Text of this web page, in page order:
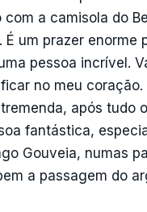
com a camisola do
É um prazer enorme
pessoa incrível.
no meu coração.
após tudo
fantástica,
Gouveia, numas
a passagem do